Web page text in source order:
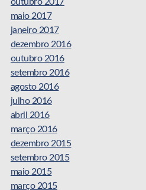
maio 2017
janeiro 2017
dezembro 2016
outubro 2016
setembro 2016
agosto 2016
julho 2016
abril 2016
março 2016
dezembro 2015
setembro 2015
maio 2015
março 2015